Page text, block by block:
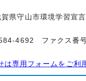
県守山市環境学習宣言
4692 ファクス番
は専用フォームをご利